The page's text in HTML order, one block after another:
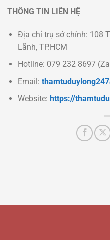
THÔNG TIN LIÊN HỆ
Địa chỉ trụ sở chính: 108
Lãnh, TP.HCM
Hotline: 079 232 8697
Email:
Website: https://